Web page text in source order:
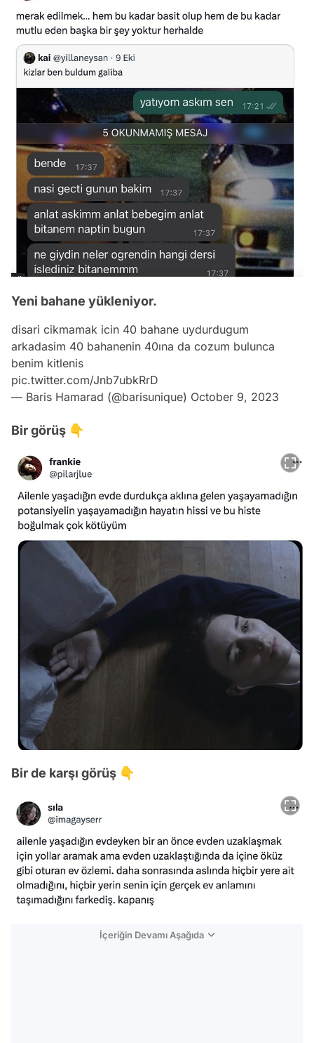
Yeni bahane yükleniyor.
disari cikmamak icin 40 bahane uydurdugum
arkadasim 40 bahanenin 40ına da cozum bulunca
benim kitlenis
pic.twitter.com/Jnb7ubkRrD
— Baris Hamarad (@barisunique) October 9, 2023
Bir görüş 👇
Bir de karşı görüş 👇
İçeriğin Devamı Aşağıda